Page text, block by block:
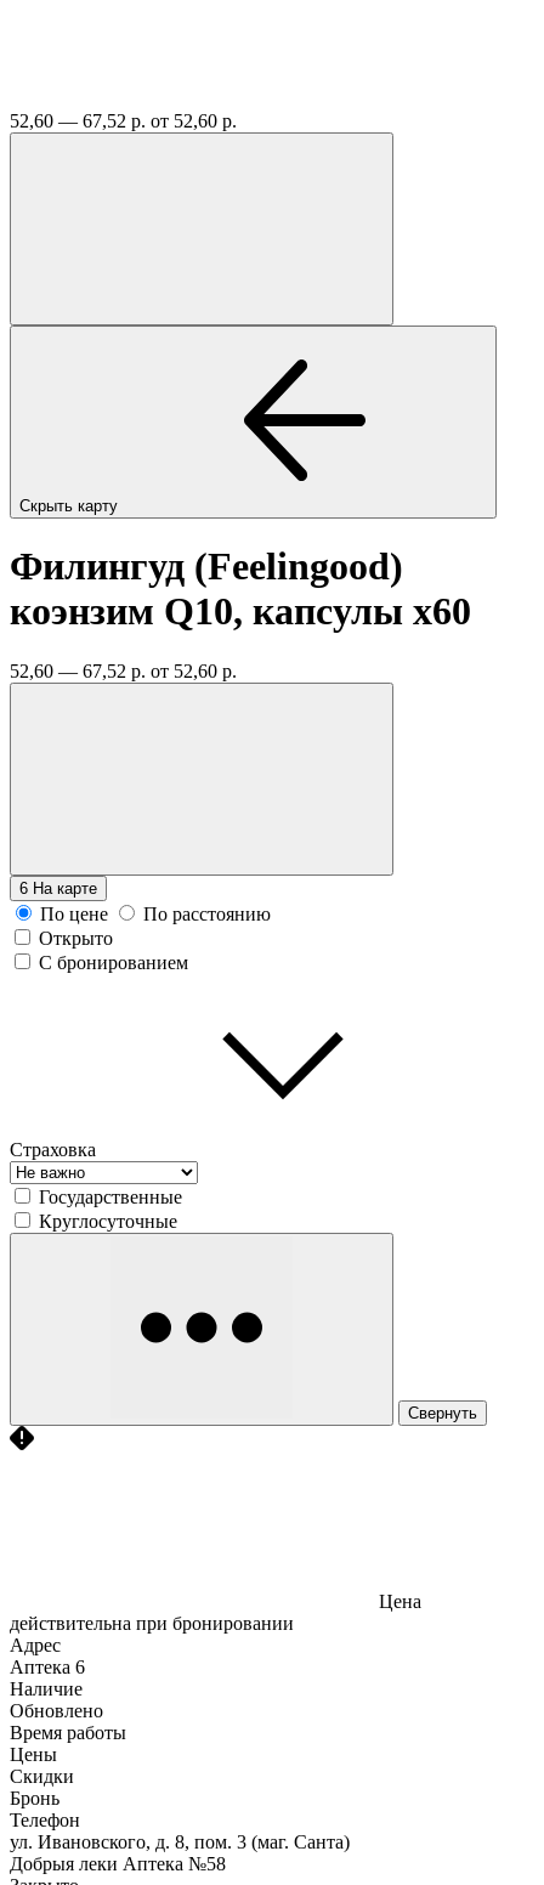
52,60 — 67,52 р. от 52,60 р.
Скрыть карту
Филингуд (Feelingood)
коэнзим Q10, капсулы x60
52,60 — 67,52 р. от 52,60 р.
6 На карте
По цене
По расстоянию
Открыто
С бронированием
Страховка
Государственные
Круглосуточные
Свернуть
Цена
действительна при бронировании
Адрес
Аптека 6
Наличие
Обновлено
Время работы
Цены
Скидки
Бронь
Телефон
ул. Ивановского, д. 8, пом. 3 (маг. Санта)
Добрыя леки Аптека №58